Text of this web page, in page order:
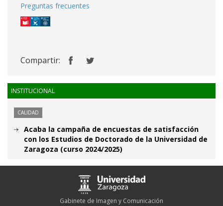
Preguntas frecuentes
Compartir:
INSTITUCIONAL
CALIDAD
Acaba la campaña de encuestas de satisfacción
con los Estudios de Doctorado de la Universidad de
Zaragoza (curso 2024/2025)
Gabinete de Imagen y Comunicación